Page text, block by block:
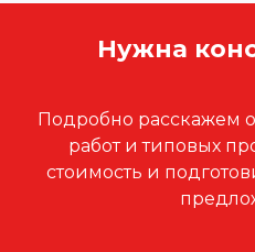
Нужна
Подробно расскажем
работ и типовых
стоимость и